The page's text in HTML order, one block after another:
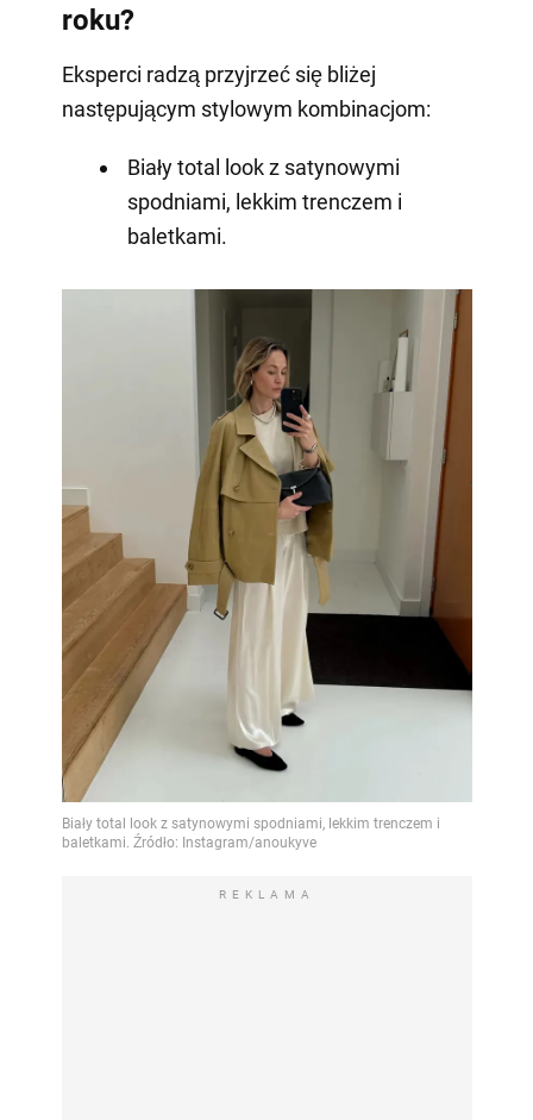
roku?
Eksperci radzą przyjrzeć się bliżej
następującym stylowym kombinacjom:
Biały total look z satynowymi
spodniami, lekkim trenczem i
baletkami.
REKLAMA